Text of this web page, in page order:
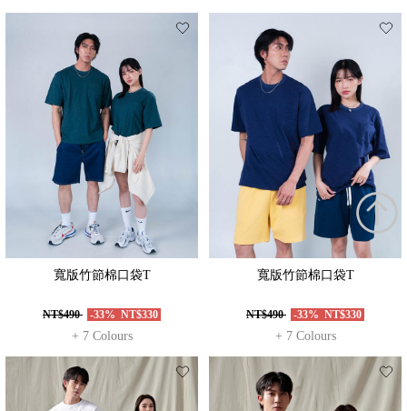
寬版竹節棉口袋T
NT$490 -33% NT$330
+ 7 Colours
寬版竹節棉口袋T
NT$490 -33% NT$330
+ 7 Colours